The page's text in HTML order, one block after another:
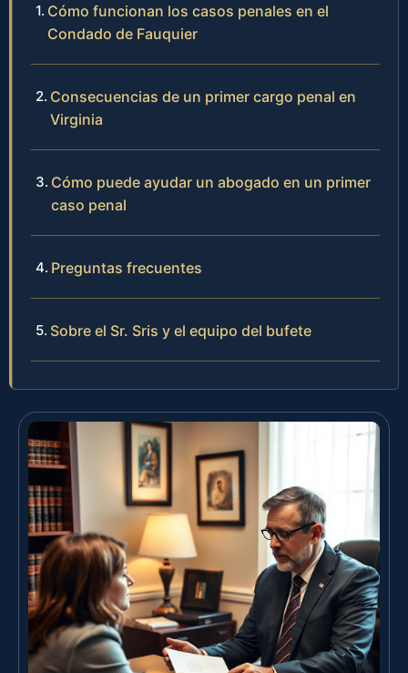
Cómo funcionan los casos penales en el
Condado de Fauquier
Consecuencias de un primer cargo penal en
Virginia
Cómo puede ayudar un abogado en un primer
caso penal
Preguntas frecuentes
Sobre el Sr. Sris y el equipo del bufete